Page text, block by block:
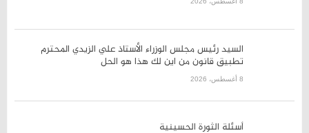
أسئلة الثورة الحسينية
8 أغسطس، 2026